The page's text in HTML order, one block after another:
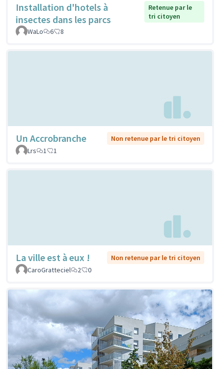
Installation d'hotels à
insectes dans les parcs
Retenue par le
tri citoyen
WaLo
6 8
Un Accrobranche
Non retenue par le tri citoyen
Lrs
1 1
La ville est à eux !
Non retenue par le tri citoyen
CaroGratteciel
2 0